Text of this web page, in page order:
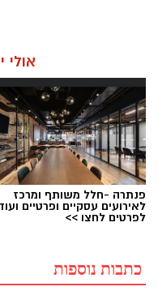
אולי
פנתרה -חלל משותף ומרכז
לאירועים עסקיים ופרטיים
לפרטים לחצו >>
כתבות נוספות